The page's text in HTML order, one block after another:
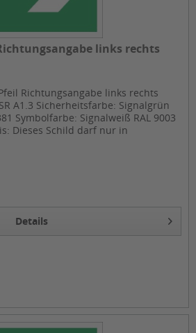
links rechts
Richtungsangabe links rechts
A1.3 Sicherheitsfarbe: Signalgrün
Symbolfarbe: Signalweiß RAL 9003
Dieses Schild darf nur in
Details